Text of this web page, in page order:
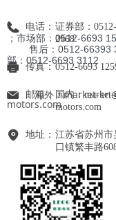
电话： 证券部：
2968
传真：0512-6693
邮箱： 国内：
motors.com
地址： 江苏省苏州市
口镇繁丰路
海外：market-
motors.com
；市场部：0512-6693
售后：0512-66393
部：0512-6693 3112